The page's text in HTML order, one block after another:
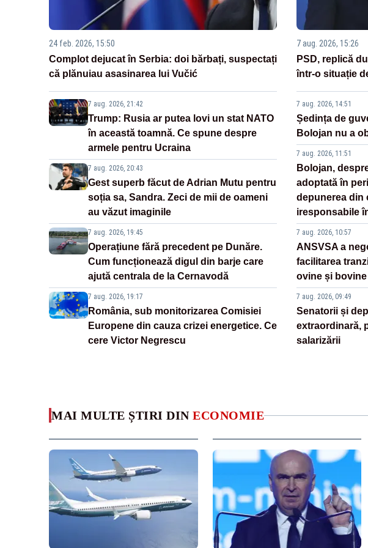
24 feb. 2026, 15:50
Complot dejucat în Serbia: doi bărbați, suspectați
că plănuiau asasinarea lui Vučić
7 aug. 2026, 21:42
Trump: Rusia ar putea lovi un stat NATO
în această toamnă. Ce spune despre
armele pentru Ucraina
7 aug. 2026, 20:43
Gest superb făcut de Adrian Mutu pentru
soția sa, Sandra. Zeci de mii de oameni
au văzut imaginile
7 aug. 2026, 19:45
Operațiune fără precedent pe Dunăre.
Cum funcționează digul din barje care
ajută centrala de la Cernavodă
7 aug. 2026, 19:17
România, sub monitorizarea Comisiei
Europene din cauza crizei energetice. Ce
cere Victor Negrescu
7 aug. 2026, 15:26
PSD, replică
într-o situație
7 aug. 2026, 14:51
Ședința de
Bolojan nu a
7 aug. 2026, 11:51
Bolojan,
adoptată în
depunerea din
iresponsabile
7 aug. 2026, 10:57
ANSVSA a
facilitarea
ovine și bovine
7 aug. 2026, 09:49
Senatorii și
extraordinară,
salarizării
MAI MULTE ȘTIRI DIN ECONOMIE